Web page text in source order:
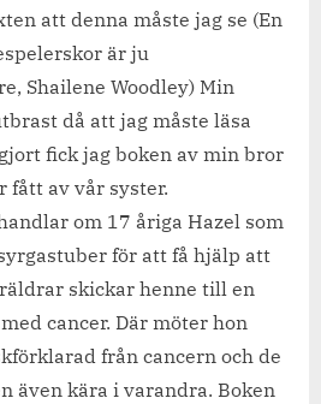
att denna måste jag se (En
är ju
Shailene Woodley) Min
då att jag måste läsa
fick jag boken av min bror
fått av vår syster.
om 17 åriga Hazel som
för att få hjälp att
skickar henne till en
cancer. Där möter hon
från cancern och de
även kära i varandra. Boken